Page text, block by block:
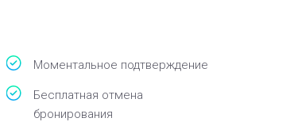
Моментальное подтверждение
Бесплатная отмена
бронирования